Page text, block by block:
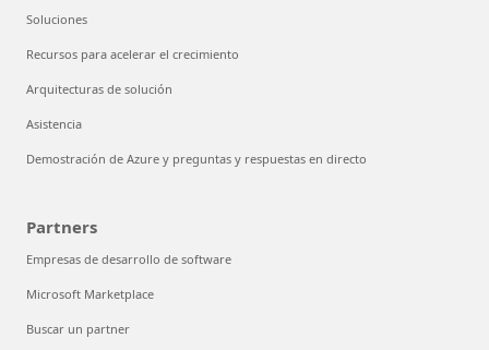
Soluciones
Recursos para acelerar el crecimiento
Arquitecturas de solución
Asistencia
Demostración de Azure y preguntas y respuestas en directo
Partners
Empresas de desarrollo de software
Microsoft Marketplace
Buscar un partner